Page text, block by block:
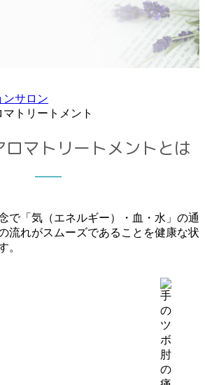
ンサロン
トリートメント
マトリートメントとは
で「気（エネルギー）・血・水」の通
流れがスムーズであることを健康な状
。
肘
の